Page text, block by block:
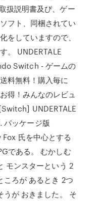
扱説明書及び、ゲー
フト、同梱されてい
をしていますので、
。 UNDERTALE
Switch - ゲームの
料無料！購入毎に
得！みんなのレビュ
UNDERTALE
パッケージ版
Fox 氏を中心とする
である。 むかしむ
モンスターという 2
ころが あるとき 2つ
うが おきました。 そ